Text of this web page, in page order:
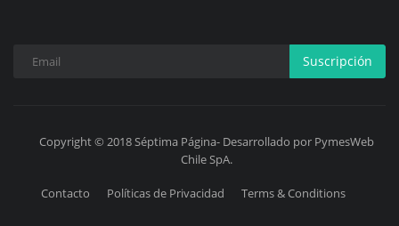
Suscripción
Copyright © 2018 Séptima Página- Desarrollado por PymesWeb
Chile SpA.
Contacto Políticas de Privacidad Terms & Conditions